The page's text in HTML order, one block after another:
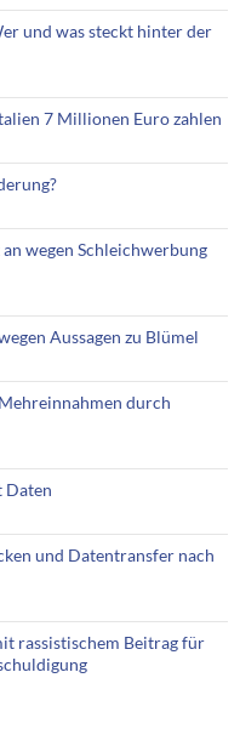
und was steckt hinter der
7 Millionen Euro zahlen
wegen Schleichwerbung
Aussagen zu Blümel
durch
Daten
und Datentransfer nach
rassistischem Beitrag für